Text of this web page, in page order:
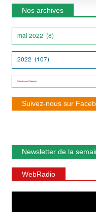
Nos archives
Suivez-nous sur
Newsletter de la
WebRadio